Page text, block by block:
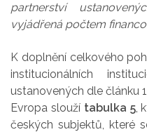
partnerství
vyjádřená počtem
K doplnění celkového
institucionálních
ustanovených dle článku
Evropa slouží tabulka 5,
českých subjektů, které